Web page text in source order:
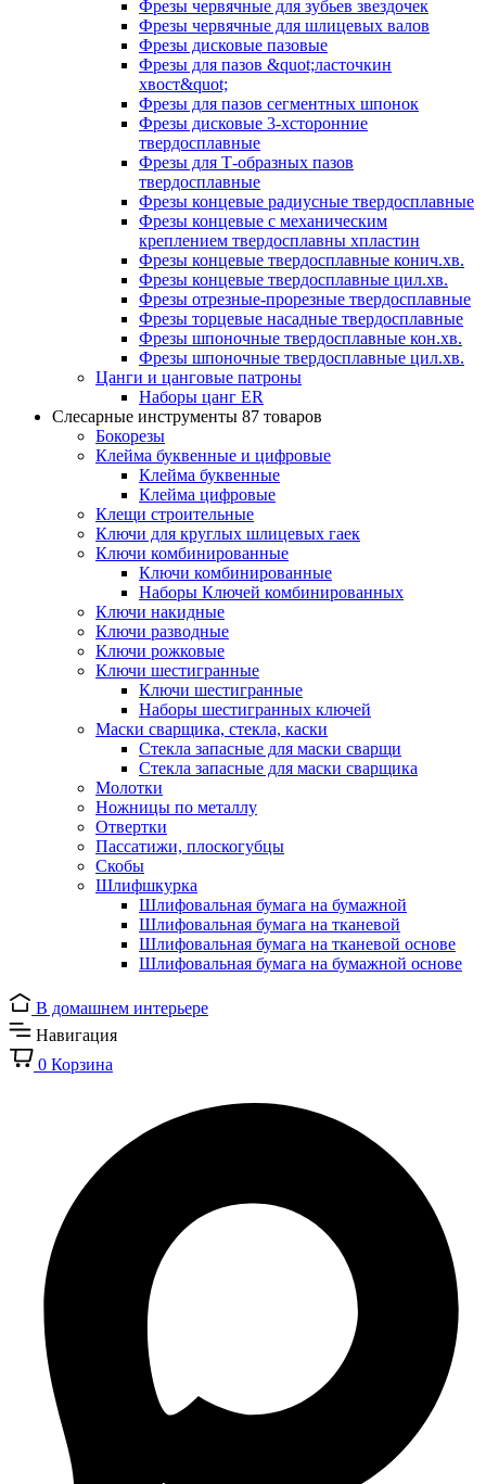
Фрезы червячные для зубьев звездочек
Фрезы червячные для шлицевых валов
Фрезы дисковые пазовые
Фрезы для пазов &quot;ласточкин
хвост&quot;
Фрезы для пазов сегментных шпонок
Фрезы дисковые 3-хсторонние
твердосплавные
Фрезы для Т-образных пазов
твердосплавные
Фрезы концевые радиусные твердосплавные
Фрезы концевые с механическим
креплением твердосплавны хпластин
Фрезы концевые твердосплавные конич.хв.
Фрезы концевые твердосплавные цил.хв.
Фрезы отрезные-прорезные твердосплавные
Фрезы торцевые насадные твердосплавные
Фрезы шпоночные твердосплавные кон.хв.
Фрезы шпоночные твердосплавные цил.хв.
Цанги и цанговые патроны
Наборы цанг ER
Слесарные инструменты 87 товаров
Бокорезы
Клейма буквенные и цифровые
Клейма буквенные
Клейма цифровые
Клещи строительные
Ключи для круглых шлицевых гаек
Ключи комбинированные
Ключи комбинированные
Наборы Ключей комбинированных
Ключи накидные
Ключи разводные
Ключи рожковые
Ключи шестигранные
Ключи шестигранные
Наборы шестигранных ключей
Маски сварщика, стекла, каски
Стекла запасные для маски сварщи
Стекла запасные для маски сварщика
Молотки
Ножницы по металлу
Отвертки
Пассатижи, плоскогубцы
Скобы
Шлифшкурка
Шлифовальная бумага на бумажной
Шлифовальная бумага на тканевой
Шлифовальная бумага на тканевой основе
Шлифовальная бумага на бумажной основе
В домашнем интерьере
Навигация
0 Корзина